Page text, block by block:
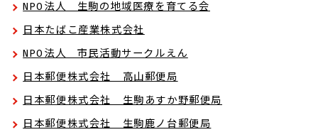
NPO法人 生駒の地域医療を育てる会
日本たばこ産業株式会社
NPO法人 市民活動サークルえん
日本郵便株式会社 高山郵便局
日本郵便株式会社 生駒あすか野郵便局
日本郵便株式会社 生駒鹿ノ台郵便局